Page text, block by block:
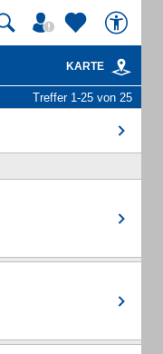
KARTE
Treffer 1-25 von 25